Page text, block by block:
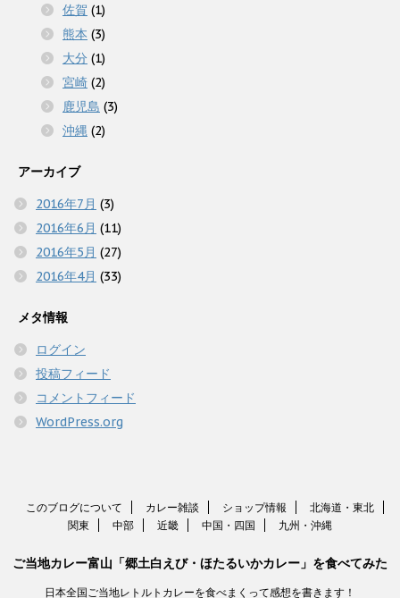
佐賀 (1)
熊本 (3)
大分 (1)
宮崎 (2)
鹿児島 (3)
沖縄 (2)
アーカイブ
2016年7月 (3)
2016年6月 (11)
2016年5月 (27)
2016年4月 (33)
メタ情報
ログイン
投稿フィード
コメントフィード
WordPress.org
このブログについて カレー雑談 ショップ情報
北海道・東北
関東
中部 近畿 中国・四国 九州・沖縄
ご当地カレー富山「郷土白えび・ほたるいかカレー」を食べてみた
日本全国ご当地レトルトカレーを食べまくって感想を書きます！